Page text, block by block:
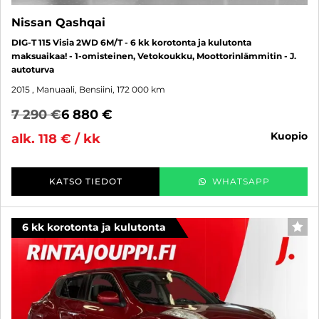
Nissan Qashqai
DIG-T 115 Visia 2WD 6M/T - 6 kk korotonta ja kulutonta
maksuaikaa! - 1-omisteinen, Vetokoukku, Moottorinlämmitin - J.
autoturva
2015 , Manuaali, Bensiini, 172 000 km
7 290 €6 880 €
alk. 118 € / kk
kuopio
KATSO TIEDOT WHATSAPP
6 kk korotonta ja kulutonta